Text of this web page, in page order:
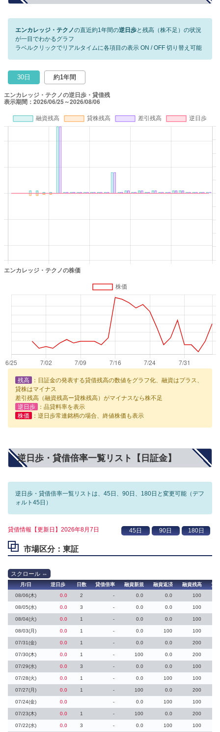
エンカレッジ・テクノの直近約1年間の逆日歩と残高（株不足）の状況
が一目でわかるグラフ
ラベルクリックでリアルタイムに各項目の表示 ON / OFF 切り替え可能
30日 約1年間
残高
：日証金の発表する貸借残高の数値をグラフ化、融資はプラス、
貸株はマイナス
差引残高（融資残高ー貸株残高）がマイナスなら株不足
逆日歩
：品貸料率を表示
株価
：逆日歩常連銘柄の場合、終値株価も表示
逆日歩・貸借倍率一覧リスト【日証金】
逆日歩・貸借倍率一覧リストは、45日、90日、180日と変更可能（デフ
ォルト45日）
貸借情報【更新日】2026年8月7日
市場区分：東証
月/日 逆日歩 日数 貸借倍率 融資新規 融資返済 融資残高
貸
08/06(木)
0.0 2 - 0.0 0.0 100
08/05(水) 0.0 3 - 0.0 0.0 100
08/04(火) 0.0 1 - 0.0 0.0 100
08/03(月) 0.0 1 - 0.0 100 100
07/31(金) 0.0 1 - 0.0 0.0 200
07/30(木) 0.0 1 - 100 0.0 200
07/29(水) 0.0 3 - 0.0 0.0 100
07/28(火) 0.0 1 - 0.0 100 100
07/27(月) 0.0 1 - 100 0.0 200
07/24(金) 0.0 - 0.0 100 100
07/23(木) 0.0 1 - 100 0.0 200
07/22(水) 0.0 3 - 0.0 100 100